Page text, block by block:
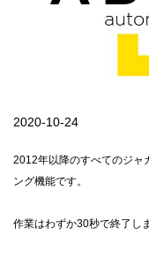
2020-10-24
2012年以降のすべてのジャ
ング機能です。
作業はわずか30秒で終了し